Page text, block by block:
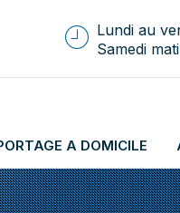
Lundi au
Samedi
A DOMICILE